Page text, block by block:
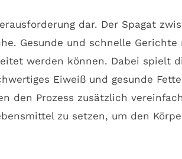
dar. Der Spagat
Gesunde und schnelle
werden können. Dabei spielt
Eiweiß und gesunde
den Prozess zusätzlich
zu setzen, um den